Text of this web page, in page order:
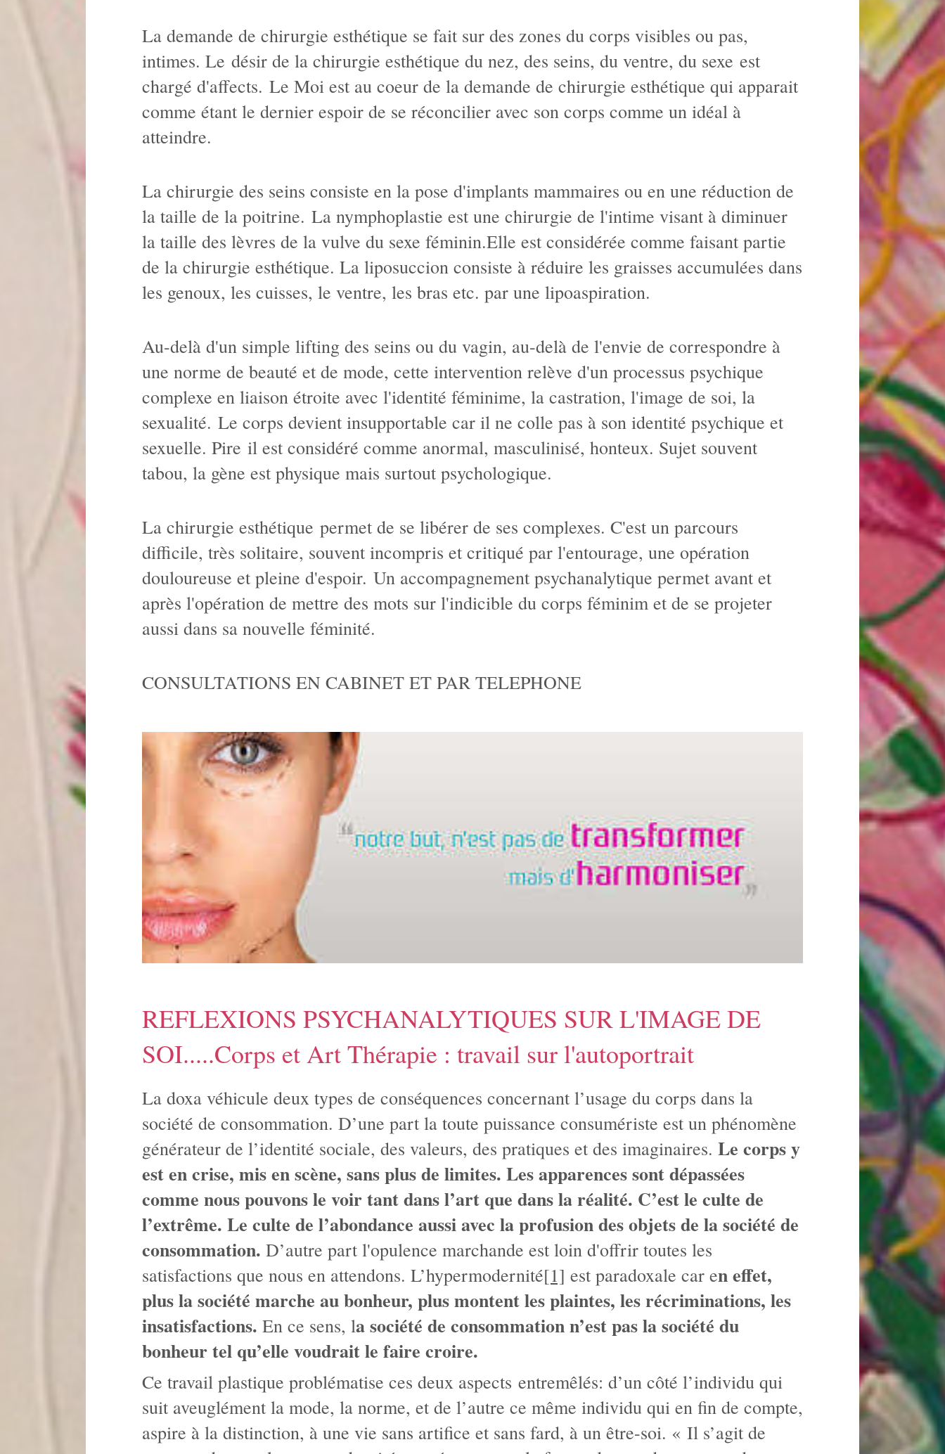
La demande de chirurgie esthétique se fait sur des zones du corps visibles ou pas,
intimes. Le désir de la chirurgie esthétique du nez, des seins, du ventre, du sexe est
chargé d'affects. Le Moi est au coeur de la demande de chirurgie esthétique qui apparait
comme étant le dernier espoir de se réconcilier avec son corps comme un idéal à
atteindre.
La chirurgie des seins consiste en la pose d'implants mammaires ou en une réduction de
la taille de la poitrine. La nymphoplastie est une chirurgie de l'intime visant à diminuer
la taille des lèvres de la vulve du sexe féminin.Elle est considérée comme faisant partie
de la chirurgie esthétique. La liposuccion consiste à réduire les graisses accumulées dans
les genoux, les cuisses, le ventre, les bras etc. par une lipoaspiration.
Au-delà d'un simple lifting des seins ou du vagin, au-delà de l'envie de correspondre à
une norme de beauté et de mode, cette intervention relève d'un processus psychique
complexe en liaison étroite avec l'identité féminime, la castration, l'image de soi, la
sexualité. Le corps devient insupportable car il ne colle pas à son identité psychique et
sexuelle. Pire il est considéré comme anormal, masculinisé, honteux. Sujet souvent
tabou, la gène est physique mais surtout psychologique.
La chirurgie esthétique permet de se libérer de ses complexes. C'est un parcours
difficile, très solitaire, souvent incompris et critiqué par l'entourage, une opération
douloureuse et pleine d'espoir. Un accompagnement psychanalytique permet avant et
après l'opération de mettre des mots sur l'indicible du corps féminim et de se projeter
aussi dans sa nouvelle féminité.
CONSULTATIONS EN CABINET ET PAR TELEPHONE
REFLEXIONS PSYCHANALYTIQUES SUR L'IMAGE DE
SOI.....Corps et Art Thérapie : travail sur l'autoportrait
La doxa véhicule deux types de conséquences concernant l’usage du corps dans la
société de consommation. D’une part la toute puissance consumériste est un phénomène
générateur de l’identité sociale, des valeurs, des pratiques et des imaginaires. Le corps y
est en crise, mis en scène, sans plus de limites. Les apparences sont dépassées
comme nous pouvons le voir tant dans l’art que dans la réalité. C’est le culte de
l’extrême. Le culte de l’abondance aussi avec la profusion des objets de la société de
consommation. D’autre part l'opulence marchande est loin d'offrir toutes les
satisfactions que nous en attendons. L’hypermodernité[1] est paradoxale car en effet,
plus la société marche au bonheur, plus montent les plaintes, les récriminations, les
insatisfactions. En ce sens, la société de consommation n’est pas la société du
bonheur tel qu’elle voudrait le faire croire.
Ce travail plastique problématise ces deux aspects entremêlés: d’un côté l’individu qui
suit aveuglément la mode, la norme, et de l’autre ce même individu qui en fin de compte,
aspire à la distinction, à une vie sans artifice et sans fard, à un être-soi. « Il s’agit de